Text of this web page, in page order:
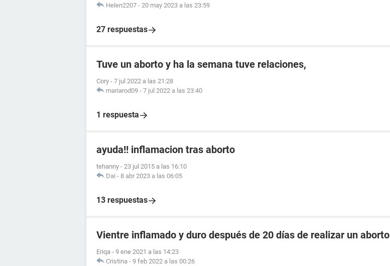
Helen2207 - 20 may 2023 a las 23:59
27 respuestas
Tuve un aborto y ha la semana tuve relaciones,
Cory - 7 jul 2022 a las 21:28
mariarod09 - 7 jul 2022 a las 23:40
1 respuesta
ayuda!! inflamacion tras aborto
tehanny - 23 jul 2015 a las 16:10
Dai - 8 abr 2023 a las 06:05
13 respuestas
Vientre inflamado y duro después de 20 días de realizar un aborto
Eriqa - 9 ene 2021 a las 14:23
Cristina - 9 feb 2022 a las 00:26